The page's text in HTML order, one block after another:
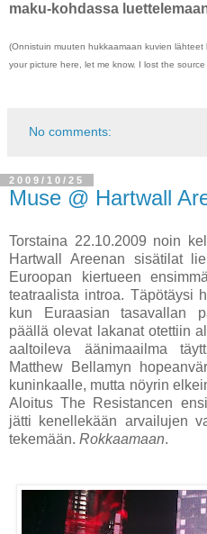
maku-kohdassa
(Onnistuin muuten hukkaamaan kuvien
your picture here, let me know. I lost the
No comments:
2009/10/25
Muse @ Hartwall
Torstaina 22.10.2009 noin
Hartwall Areenan sisätilat
Euroopan kiertueen
teatraalista introa. Täpötäysi
kun Euraasian tasavallan
päällä olevat lakanat otettiin
aaltoileva äänimaailma
Matthew Bellamyn
kuninkaalle, mutta nöyrin
Aloitus The Resistancen
jätti kenellekään arvailujen
tekemään. Rokkaamaan.